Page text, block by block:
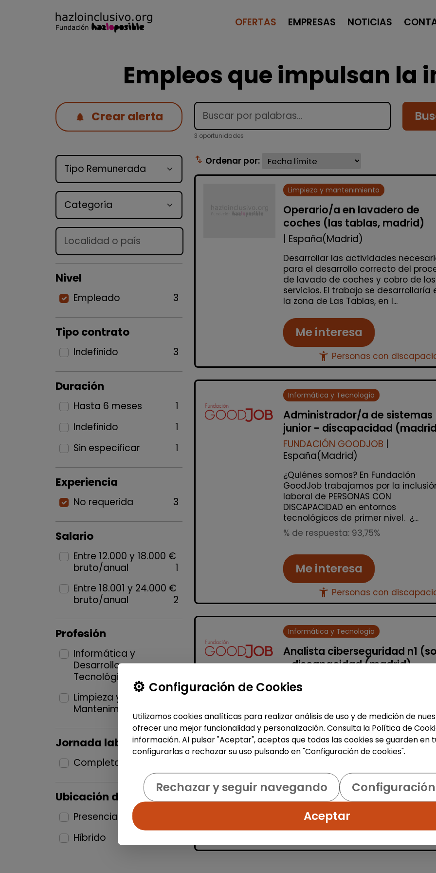
OFERTAS EMPRESAS NOTICIAS
Empleos que impulsan la
Crear alerta
Tipo de oferta
Categoría
Lugar
Nivel
Empleado 3
Tipo contrato
Indefinido 3
Duración
Hasta 6 meses
1
Indefinido
1
Sin especificar
1
Experiencia
No requerida 3
Salario
Entre 12.000 y 18.000 €
bruto/anual
1
Entre 18.001 y 24.000 €
bruto/anual
2
Profesión
Informática y
Desarrollo
Tecnológico
Limpieza y
Mantenimiento
Jornada laboral
Completa
Ubicación del puesto
Presencial
Híbrido
3 oportunidades
swap_vert Ordenar por:
Limpieza y mantenimiento
Operario/a en lavadero de
coches (las tablas, madrid)
| España(Madrid)
Desarrollar las actividades
para el desarrollo correcto del
de lavado de coches y cobro de los
servicios. El trabajo se desarrollaría
la zona de Las Tablas, en l...
Me interesa
accessibility_new Personas con
Informática y Tecnología
Administrador/a de sistemas
junior - discapacidad
FUNDACIÓN GOODJOB |
España(Madrid)
¿Quiénes somos? En Fundación
GoodJob trabajamos por la
laboral de PERSONAS CON
DISCAPACIDAD en entornos
tecnológicos de primer nivel. ¿...
% de respuesta: 93,75%
Me interesa
accessibility_new Personas con
Informática y Tecnología
Analista ciberseguridad n1
- discapacidad (madrid)
FUNDACIÓN GOODJOB
España(Madrid)
En la Fundación GoodJob,
sin ánimo de lucro, trabajamos
impulsar la empleabilidad real de
personas con discapacidad,
facilitando el acceso a empleos de
% de respuesta: 93,75%
Me interesa
Configuración de Cookies
Utilizamos cookies analíticas para realizar análisis de uso y de medición de
ofrecer una mejor funcionalidad y personalización. Consulta la Política de
información. Al pulsar "Aceptar", aceptas que todas las cookies se guarden en
configurarlas o rechazar su uso pulsando en "Configuración de cookies".
Rechazar y seguir navegando
Aceptar